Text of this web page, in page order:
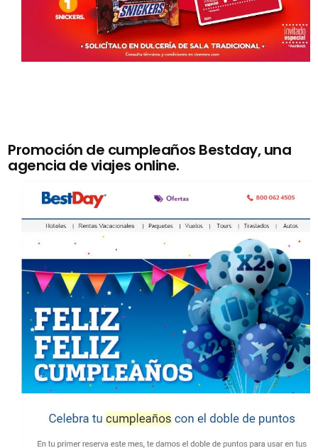
Promoción de cumpleaños Bestday, una
agencia de viajes online.